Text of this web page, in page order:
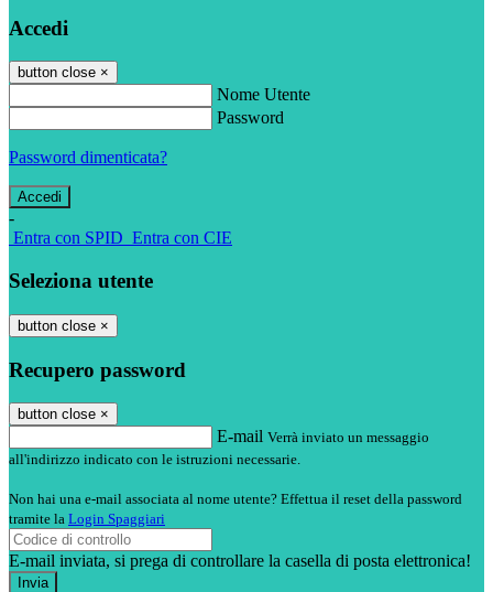
Accedi
button close ×
Nome Utente
Password
Password dimenticata?
-
Entra con SPID Entra con CIE
Seleziona utente
button close ×
Recupero password
button close ×
E-mail Verrà inviato un messaggio
all'indirizzo indicato con le istruzioni necessarie.
Non hai una e-mail associata al nome utente? Effettua il reset della password
tramite la Login Spaggiari
E-mail inviata, si prega di controllare la casella di posta elettronica!